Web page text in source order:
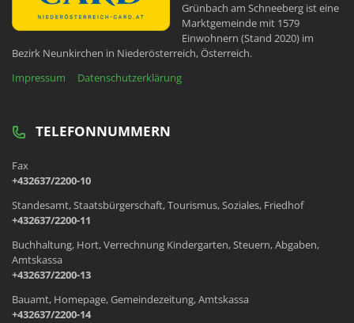
Grünbach am Schneeberg ist eine
Marktgemeinde mit 1579
Einwohnern (Stand 2020) im
Bezirk Neunkirchen in Niederösterreich, Österreich.
Impressum
Datenschutzerklärung
TELEFONNUMMERN
Fax
+432637/2200-10
Standesamt, Staatsbürgerschaft, Tourismus, Soziales, Friedhof
+432637/2200-11
Buchhaltung, Hort, Verrechnung Kindergarten, Steuern, Abgaben,
Amtskassa
+432637/2200-13
Bauamt, Homepage, Gemeindezeitung, Amtskassa
+432637/2200-14